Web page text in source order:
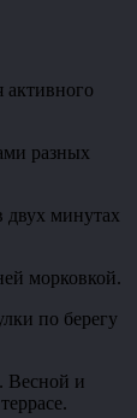
разных
минутах
морковкой.
по берегу
Весной и